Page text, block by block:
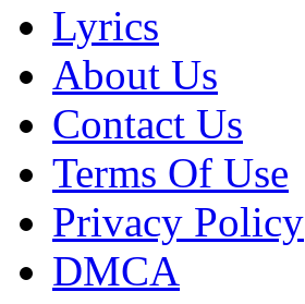
Lyrics
About Us
Contact Us
Terms Of Use
Privacy Policy
DMCA